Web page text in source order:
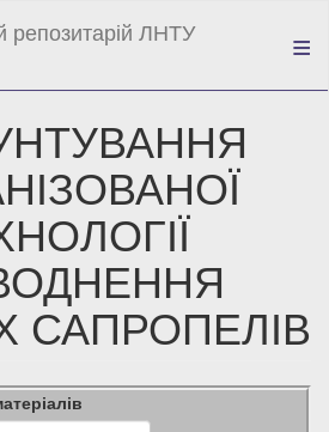
репозитарій ЛНТУ
САПРОПЕЛІВ